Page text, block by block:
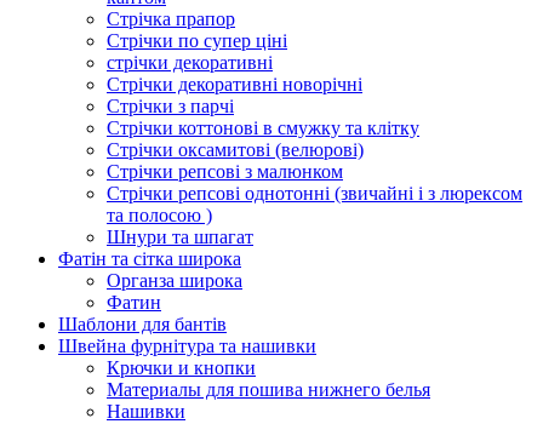
Стрічка прапор
Стрічки по супер ціні
стрічки декоративні
Стрічки декоративні новорічні
Стрічки з парчі
Стрічки коттонові в смужку та клітку
Стрічки оксамитові (велюрові)
Стрічки репсові з малюнком
Стрічки репсові однотонні (звичайні і з люрексом
та полосою )
Шнури та шпагат
Фатін та сітка широка
Органза широка
Фатин
Шаблони для бантів
Швейна фурнітура та нашивки
Крючки и кнопки
Материалы для пошива нижнего белья
Нашивки